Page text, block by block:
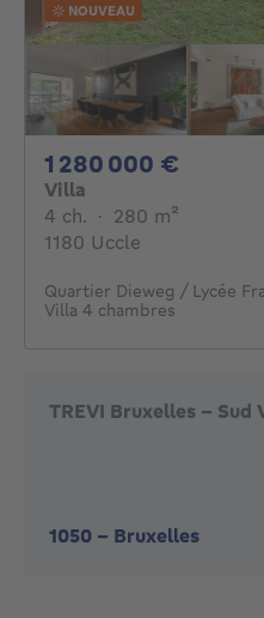
NOUVEAU
1 280 000 €
Villa
4 ch. 4 chambres
· 280 m²
1180 Uccle
Quartier Dieweg / Lycée
Villa 4 chambres
TREVI Bruxelles - Sud
1050 - Bruxelles